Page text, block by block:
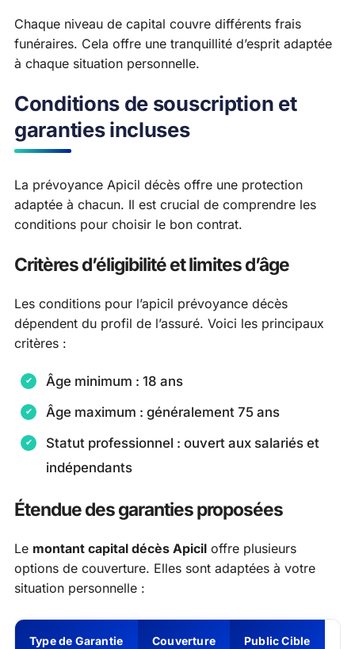
Chaque niveau de capital couvre différents frais
funéraires. Cela offre une tranquillité d’esprit adaptée
à chaque situation personnelle.
Conditions de souscription et
garanties incluses
La prévoyance Apicil décès offre une protection
adaptée à chacun. Il est crucial de comprendre les
conditions pour choisir le bon contrat.
Critères d’éligibilité et limites d’âge
Les conditions pour l’apicil prévoyance décès
dépendent du profil de l’assuré. Voici les principaux
critères :
Âge minimum : 18 ans
Âge maximum : généralement 75 ans
Statut professionnel : ouvert aux salariés et
indépendants
Étendue des garanties proposées
Le montant capital décès Apicil offre plusieurs
options de couverture. Elles sont adaptées à votre
situation personnelle :
Type de Garantie Couverture Public Cible